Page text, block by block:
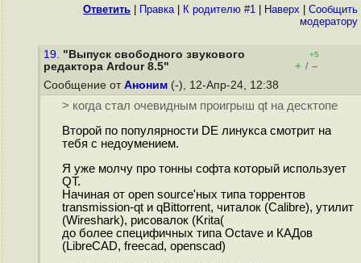
Ответить Правка| К родителю #1 Наверх
Cообщить
модератору
19. "Выпуск свободного звукового
редактора Ardour 8.5"
+5
+ / –
Сообщение от Аноним (-), 12-Апр-24, 12:38
> когда стал очевидным проигрыш qt на десктопе
Второй по популярности DE линукса смотрит на
тебя с недоумением.
Я уже молчу про тонны софта который использует
QT.
Начиная от open source'ных типа торрентов
transmission-qt и qBittorrent, читалок (Calibre), утилит
(Wireshark), рисовалок (Krita(
до более специфичных типа Octave и КАДов
(LibreCAD, freecad, openscad)